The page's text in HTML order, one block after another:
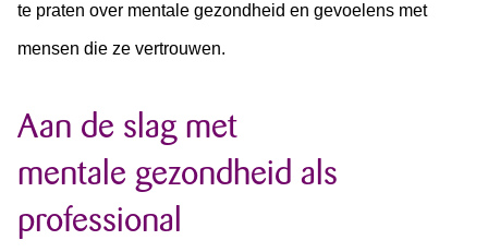
te praten over mentale gezondheid en gevoelens met
mensen die ze vertrouwen.
Aan de slag met
mentale gezondheid als
professional